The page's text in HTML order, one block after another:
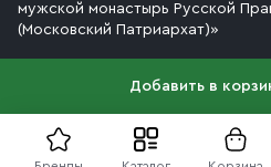
Добавить в
мужской монастырь Русской
(Московский Патриархат)»